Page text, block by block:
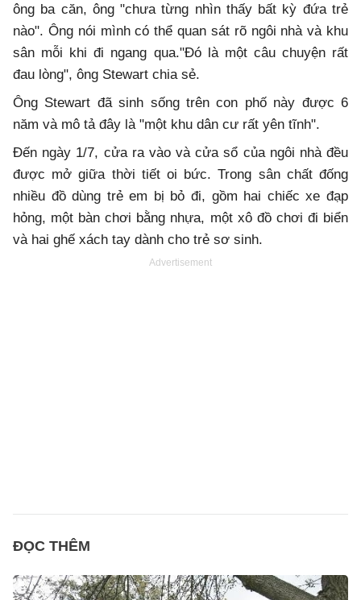
ông ba căn, ông "chưa từng nhìn thấy bất kỳ đứa trẻ
nào". Ông nói mình có thể quan sát rõ ngôi nhà và khu
sân mỗi khi đi ngang qua."Đó là một câu chuyện rất
đau lòng", ông Stewart chia sẻ.
Ông Stewart đã sinh sống trên con phố này được 6
năm và mô tả đây là "một khu dân cư rất yên tĩnh".
Đến ngày 1/7, cửa ra vào và cửa sổ của ngôi nhà đều
được mở giữa thời tiết oi bức. Trong sân chất đống
nhiều đồ dùng trẻ em bị bỏ đi, gồm hai chiếc xe đạp
hỏng, một bàn chơi bằng nhựa, một xô đồ chơi đi biển
và hai ghế xách tay dành cho trẻ sơ sinh.
Advertisement
ĐỌC THÊM